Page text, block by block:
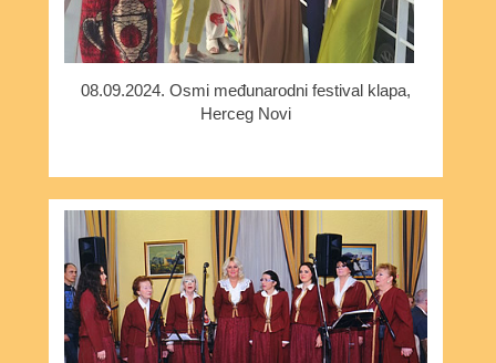
08.09.2024. Osmi međunarodni festival klapa,
Herceg Novi